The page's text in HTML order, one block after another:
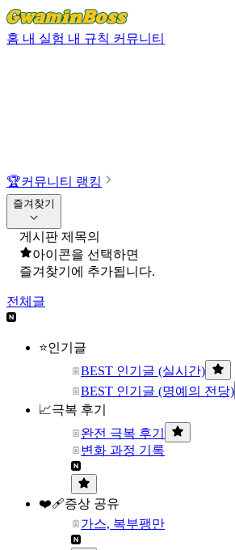
홈 내 실험 내 규칙 커뮤니티
🏆커뮤니티 랭킹
즐겨찾기
게시판 제목의
아이콘을 선택하면
즐겨찾기에 추가됩니다.
전체글
⭐인기글
BEST 인기글 (실시간)
BEST 인기글 (명예의 전당)
📈극복 후기
완전 극복 후기
변화 과정 기록
❤️‍🩹증상 공유
가스, 복부팽만